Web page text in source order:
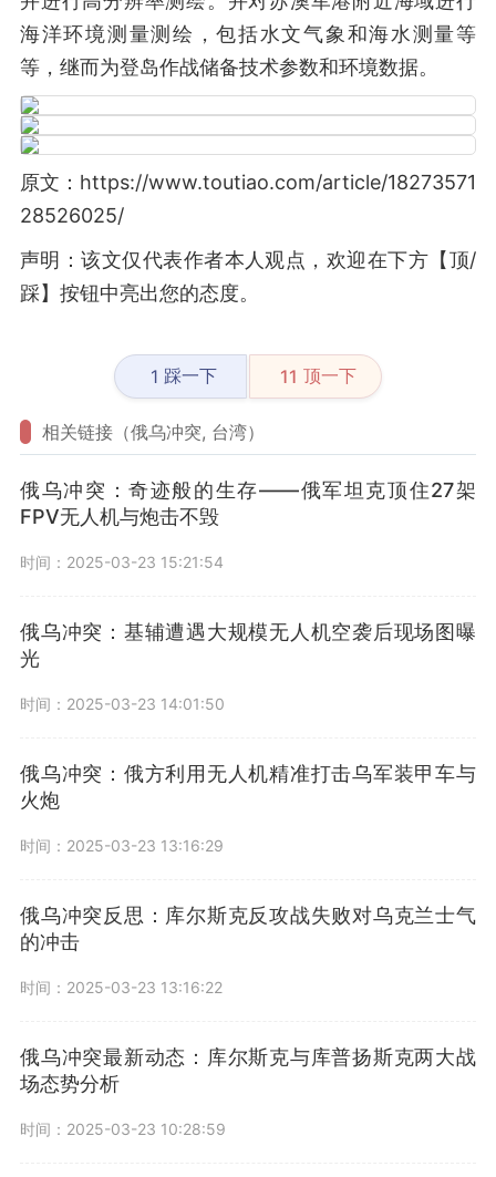
海洋环境测量测绘，包括水文气象和海水测量等
等，继而为登岛作战储备技术参数和环境数据。
原文：https://www.toutiao.com/article/18273571
28526025/
声明：该文仅代表作者本人观点，欢迎在下方【顶/
踩】按钮中亮出您的态度。
1 踩一下 11 顶一下
相关链接（俄乌冲突, 台湾）
俄乌冲突：奇迹般的生存——俄军坦克顶住27架
FPV无人机与炮击不毁
时间：2025-03-23 15:21:54
俄乌冲突：基辅遭遇大规模无人机空袭后现场图曝
光
时间：2025-03-23 14:01:50
俄乌冲突：俄方利用无人机精准打击乌军装甲车与
火炮
时间：2025-03-23 13:16:29
俄乌冲突反思：库尔斯克反攻战失败对乌克兰士气
的冲击
时间：2025-03-23 13:16:22
俄乌冲突最新动态：库尔斯克与库普扬斯克两大战
场态势分析
时间：2025-03-23 10:28:59